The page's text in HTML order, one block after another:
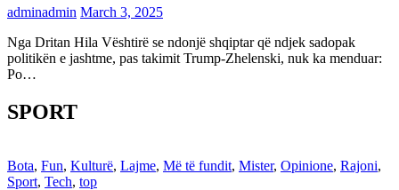
adminadmin March 3, 2025
Nga Dritan Hila Vështirë se ndonjë shqiptar që ndjek sadopak
politikën e jashtme, pas takimit Trump-Zhelenski, nuk ka menduar:
Po…
SPORT
Bota, Fun, Kulturë, Lajme, Më të fundit, Mister, Opinione, Rajoni,
Sport, Tech, top